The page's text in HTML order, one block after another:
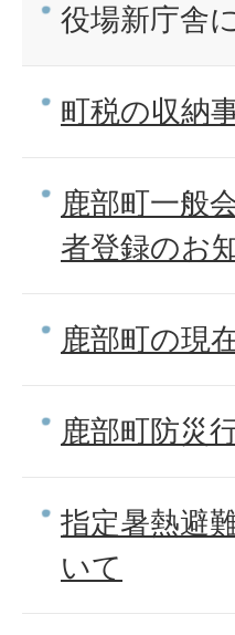
役場新庁舎
町税の収納
鹿部町一般
者登録のお
鹿部町の現
鹿部町防災
指定暑熱避
いて